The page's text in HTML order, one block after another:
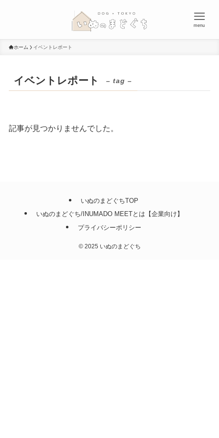
menu
ホーム イベントレポート
イベントレポート – tag –
記事が見つかりませんでした。
いぬのまどぐちTOP
いぬのまどぐち/INUMADO MEETとは【企業向け】
プライバシーポリシー
©2025 いぬのまどぐち